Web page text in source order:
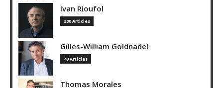
Ivan Rioufol
300 Articles
Gilles-William Goldnadel
40 Articles
Thomas Morales